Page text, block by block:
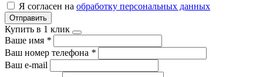
Я согласен на обработку персональных данных
Отправить
Купить в 1 клик
Ваше имя *
Ваш номер телефона *
Ваш e-mail